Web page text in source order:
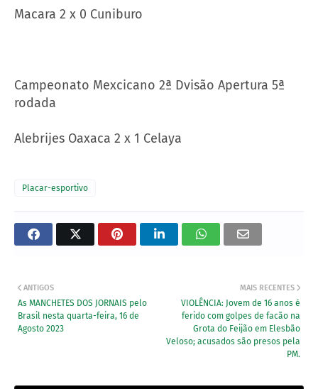
Macara 2 x 0 Cuniburo
Campeonato Mexcicano 2ª Dvisão Apertura 5ª
rodada
Alebrijes Oaxaca 2 x 1 Celaya
Placar-esportivo
MAIS RECENTES
VIOLÊNCIA: Jovem de 16 anos é
ferido com golpes de facão na
Grota do Feijão em Elesbão
Veloso; acusados são presos pela
PM.
ANTIGOS
As MANCHETES DOS JORNAIS pelo
Brasil nesta quarta-feira, 16 de
Agosto 2023